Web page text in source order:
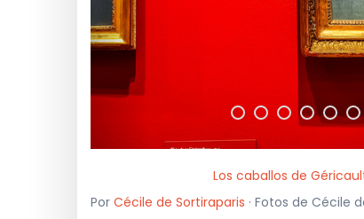
Los caballos de
Por Cécile de Sortiraparis · Fotos de Cécile